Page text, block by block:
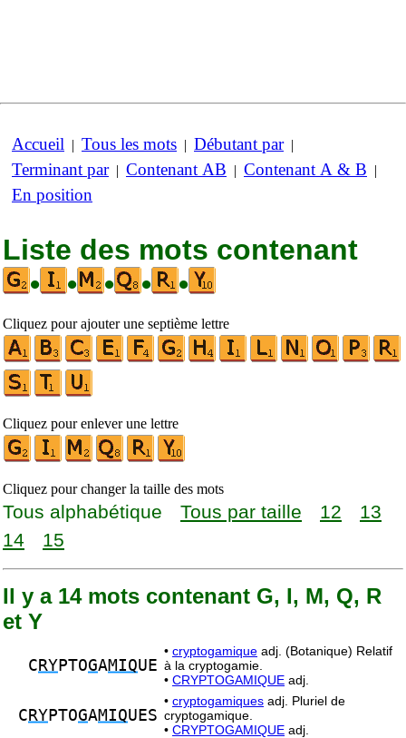
Accueil | Tous les mots | Débutant par|
Terminant par| Contenant AB | Contenant A & B |
En position
Liste des mots contenant
•
• • • •
Cliquez pour ajouter une septième lettre
Cliquez pour enlever une lettre
Cliquez pour changer la taille des mots
Tous alphabétique Tous par taille 12
13
14
15
Il y a 14 mots contenant G, I, M, Q, R
et Y
C RYPTOGAMIQUE
• cryptogamique adj. (Botanique) Relatif
à la cryptogamie.
• CRYPTOGAMIQUE adj.
C RYPTOGAMIQUES
• cryptogamiques adj. Pluriel de
cryptogamique.
• CRYPTOGAMIQUE adj.